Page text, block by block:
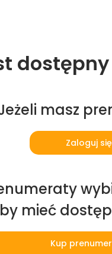
masz
Zaloguj się
mieć
Kup